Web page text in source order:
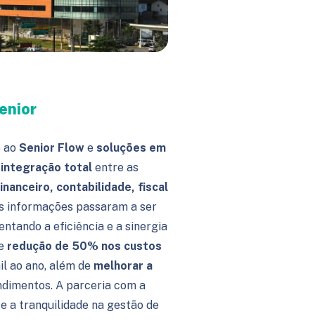
ao Senior Flowe soluções em
integração totalentre as
contabilidade, fiscal
informações passaram a ser
a eficiência e a sinergia
redução de 50% nos custos
ao ano, além de melhorar a
A parceria com a
a tranquilidade na gestão de